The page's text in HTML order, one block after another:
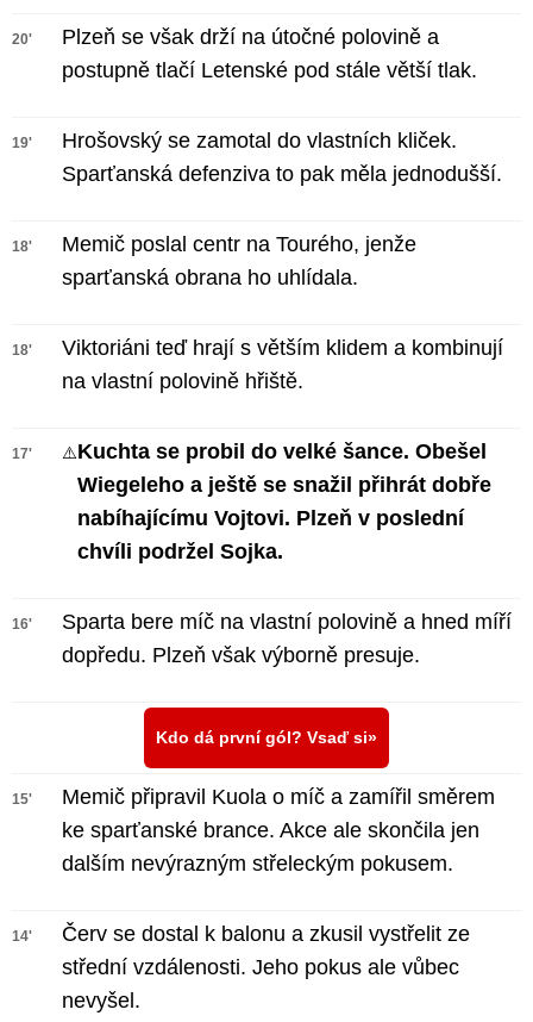
20'
Plzeň se však drží na útočné polovině a
postupně tlačí Letenské pod stále větší tlak.
19'
Hrošovský se zamotal do vlastních kliček.
Sparťanská defenziva to pak měla jednodušší.
18'
Memič poslal centr na Tourého, jenže
sparťanská obrana ho uhlídala.
18'
Viktoriáni teď hrají s větším klidem a kombinují
na vlastní polovině hřiště.
17' ⚠️Kuchta se probil do velké šance. Obešel
Wiegeleho a ještě se snažil přihrát dobře
nabíhajícímu Vojtovi. Plzeň v poslední
chvíli podržel Sojka.
16'
Sparta bere míč na vlastní polovině a hned míří
dopředu. Plzeň však výborně presuje.
Kdo dá první gól? Vsaď si
15'
Memič připravil Kuola o míč a zamířil směrem
ke sparťanské brance. Akce ale skončila jen
dalším nevýrazným střeleckým pokusem.
14'
Červ se dostal k balonu a zkusil vystřelit ze
střední vzdálenosti. Jeho pokus ale vůbec
nevyšel.